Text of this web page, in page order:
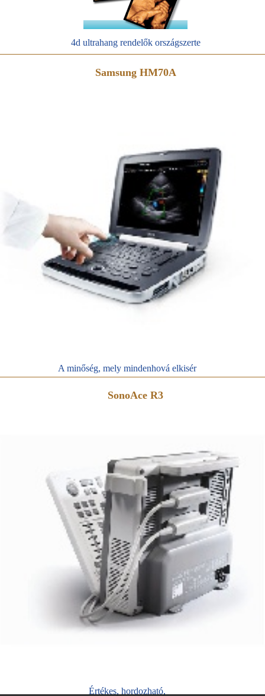
4d ultrahang rendelők országszerte
Samsung HM70A
A minőség, mely mindenhová elkisér
SonoAce R3
Értékes, hordozható,